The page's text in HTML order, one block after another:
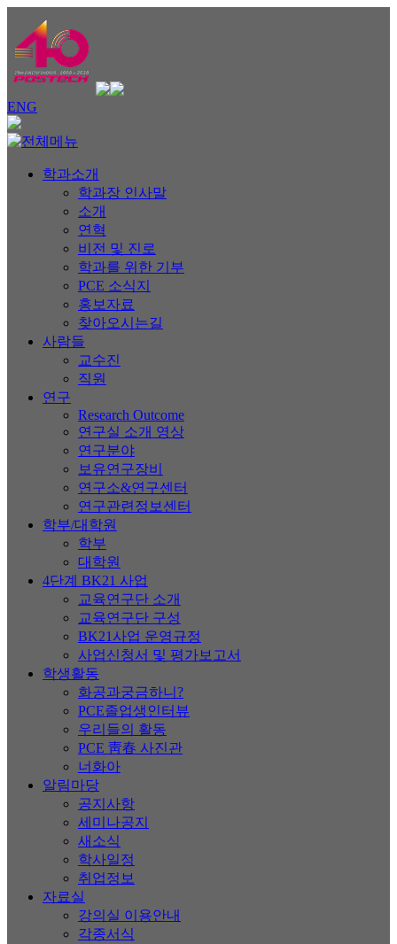
ENG
학과소개
학과장 인사말
소개
연혁
비전 및 진로
학과를 위한 기부
PCE 소식지
홍보자료
찾아오시는길
사람들
교수진
직원
연구
Research Outcome
연구실 소개 영상
연구분야
보유연구장비
연구소&연구센터
연구관련정보센터
학부/대학원
학부
대학원
4단계 BK21 사업
교육연구단 소개
교육연구단 구성
BK21사업 운영규정
사업신청서 및 평가보고서
학생활동
화공과궁금하니?
PCE졸업생인터뷰
우리들의 활동
PCE 靑春 사진관
너화아
알림마당
공지사항
세미나공지
새소식
학사일정
취업정보
자료실
강의실 이용안내
각종서식